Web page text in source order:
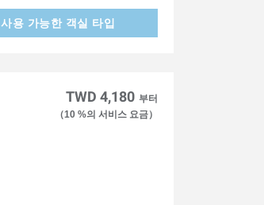
사용 가능한 객실 타입
TWD 4,180 부터
（10 %의 서비스 요금）